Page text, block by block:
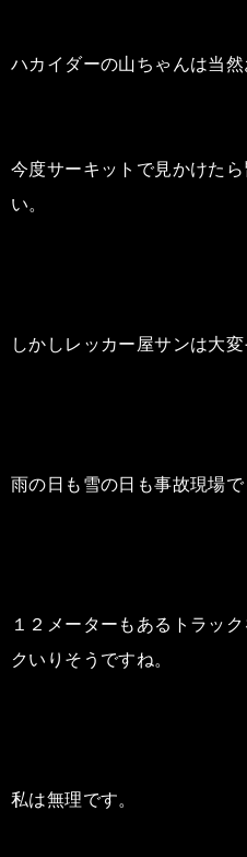
ハカイダーの山ちゃんは当然
今度サーキットで見かけた
い。
しかしレッカー屋サンは大変
雨の日も雪の日も事故現場
１２メーターもあるトラッ
クいりそうですね。
私は無理です。